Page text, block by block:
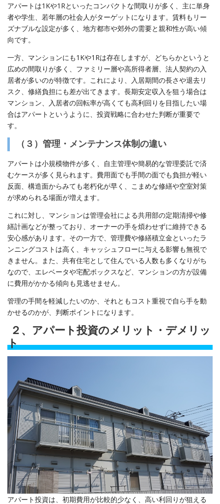
アパートは1Kや1Rといったコンパクトな間取りが多く、主に単身
者や学生、若年層の社会人がターゲットになります。賃料もリー
ズナブルな設定が多く、地方都市や郊外の需要と親和性が高い傾
向です。
一方、マンションにも1Kや1Rは存在しますが、どちらかというと
広めの間取りが多く、ファミリー層や高所得者層、法人契約の入
居者が多いのが特徴です。これにより、入居期間の長さや退去リ
スク、修繕負担にも差が出てきます。長期安定収入を狙う場合は
マンション、入居者の回転率が高くても高利回りを目指したい場
合はアパートというように、投資戦略に合わせた判断が重要で
す。
（３）管理・メンテナンス体制の違い
アパートは小規模物件が多く、自主管理や簡易的な管理委託で済
むケースが多く見られます。費用面でも手間の面でも負担が軽い
反面、構造面からみても老朽化が早く、こまめな修繕や空室対策
が求められる場面が増えます。
これに対し、マンションは管理会社による共用部の定期清掃や修
繕計画などが整っており、オーナーの手を煩わせずに維持できる
安心感があります。その一方で、管理費や修繕積立金といったラ
ンニングコストは高く、キャッシュフローに与える影響も無視で
きません。また、共有住宅として住んでいる人数も多くなりがち
なので、エレベータや宅配ボックスなど、マンションの方が設備
に費用がかかる傾向も見逃せません。
管理の手間を軽減したいのか、それともコスト重視で自ら手を動
かせるのかが、判断ポイントになります。
２、アパート投資のメリット・デメリッ
ト
アパート投資は、初期費用が比較的少なく、高い利回りが狙える